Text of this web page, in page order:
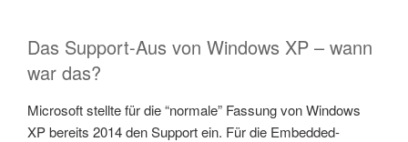
Das Support-Aus von Windows XP – wann
war das?
Microsoft stellte für die “normale” Fassung von Windows
XP bereits 2014 den Support ein. Für die Embedded-